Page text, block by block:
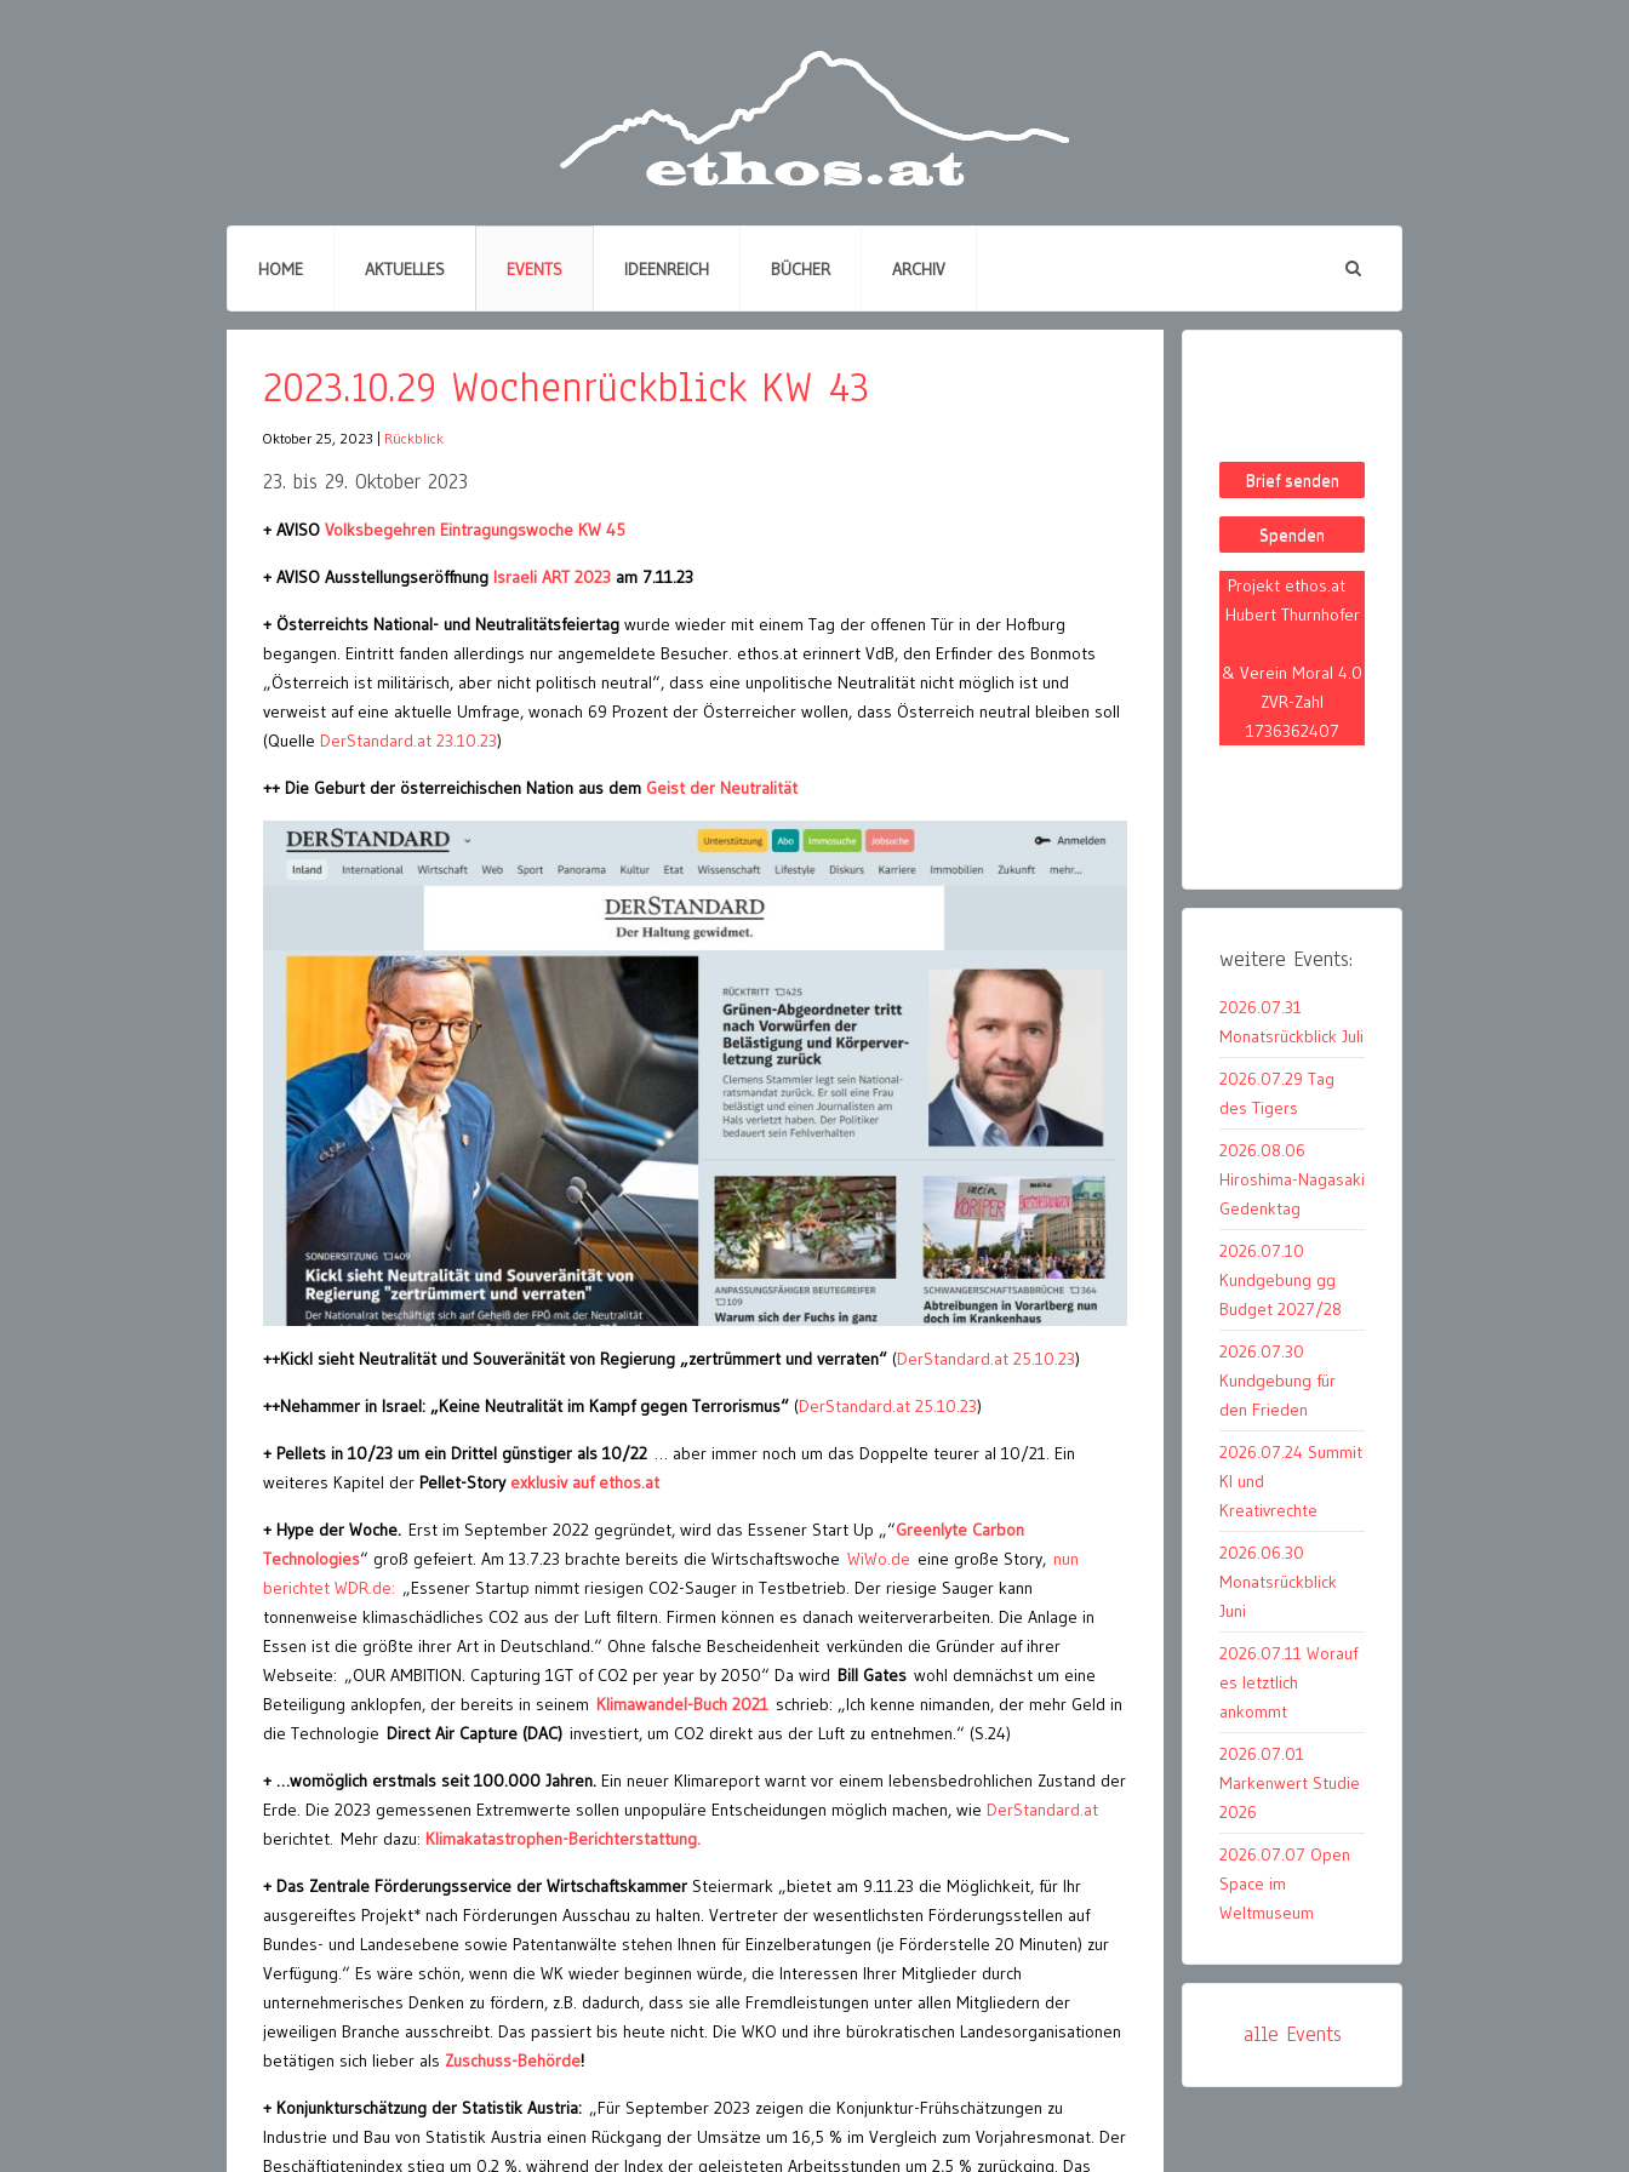
HOME AKTUELLES EVENTS IDEENREICH BÜCHER ARCHIV
2023.10.29 Wochenrückblick KW 43
Oktober 25, 2023 Rückblick
23. bis 29. Oktober 2023
+ AVISO Volksbegehren Eintragungswoche KW 45
+ AVISO Ausstellungseröffnung Israeli ART 2023 am 7.11.23
+ Österreichts National- und Neutralitätsfeiertag wurde wieder mit einem Tag der offenen Tür in der Hofburg
begangen. Eintritt fanden allerdings nur angemeldete Besucher. ethos.at erinnert VdB, den Erfinder des Bonmots
„Österreich ist militärisch, aber nicht politisch neutral“, dass eine unpolitische Neutralität nicht möglich ist und
verweist auf eine aktuelle Umfrage, wonach 69 Prozent der Österreicher wollen, dass Österreich neutral bleiben soll
(Quelle DerStandard.at 23.10.23)
++ Die Geburt der österreichischen Nation aus dem Geist der Neutralität
++Kickl sieht Neutralität und Souveränität von Regierung „zertrümmert und verraten“ (DerStandard.at 25.10.23)
++Nehammer in Israel: „Keine Neutralität im Kampf gegen Terrorismus“ (DerStandard.at 25.10.23)
+ Pellets in 10/23 um ein Drittel günstiger als 10/22 … aber immer noch um das Doppelte teurer al 10/21. Ein
weiteres Kapitel der Pellet-Storyexklusiv auf ethos.at
+ Hype der Woche. Erst im September 2022 gegründet, wird das Essener Start Up „“Greenlyte Carbon
Technologies“ groß gefeiert. Am 13.7.23 brachte bereits die Wirtschaftswoche WiWo.de eine große Story, nun
berichtet WDR.de: „Essener Startup nimmt riesigen CO2-Sauger in Testbetrieb. Der riesige Sauger kann
tonnenweise klimaschädliches CO2 aus der Luft filtern. Firmen können es danach weiterverarbeiten. Die Anlage in
Essen ist die größte ihrer Art in Deutschland.“ Ohne falsche Bescheidenheit verkünden die Gründer auf ihrer
Webseite: „OUR AMBITION. Capturing 1GT of CO2 per year by 2050“ Da wird Bill Gates wohl demnächst um eine
Beteiligung anklopfen, der bereits in seinem Klimawandel-Buch 2021 schrieb: „Ich kenne nimanden, der mehr Geld in
die Technologie Direct Air Capture (DAC) investiert, um CO2 direkt aus der Luft zu entnehmen.“ (S.24)
+ …womöglich erstmals seit 100.000 Jahren. Ein neuer Klimareport warnt vor einem lebensbedrohlichen Zustand der
Erde. Die 2023 gemessenen Extremwerte sollen unpopuläre Entscheidungen möglich machen, wie DerStandard.at
berichtet. Mehr dazu: Klimakatastrophen-Berichterstattung.
+ Das Zentrale Förderungsservice der Wirtschaftskammer Steiermark „bietet am 9.11.23 die Möglichkeit, für Ihr
ausgereiftes Projekt* nach Förderungen Ausschau zu halten. Vertreter der wesentlichsten Förderungsstellen auf
Bundes- und Landesebene sowie Patentanwälte stehen Ihnen für Einzelberatungen (je Förderstelle 20 Minuten) zur
Verfügung.“ Es wäre schön, wenn die WK wieder beginnen würde, die Interessen Ihrer Mitglieder durch
unternehmerisches Denken zu fördern, z.B. dadurch, dass sie alle Fremdleistungen unter allen Mitgliedern der
jeweiligen Branche ausschreibt. Das passiert bis heute nicht. Die WKO und ihre bürokratischen Landesorganisationen
betätigen sich lieber als Zuschuss-Behörde!
+ Konjunkturschätzung der Statistik Austria: „Für September 2023 zeigen die Konjunktur-Frühschätzungen zu
Industrie und Bau von Statistik Austria einen Rückgang der Umsätze um 16,5 % im Vergleich zum Vorjahresmonat. Der
Beschäftigtenindex stieg um 0,2 %, während der Index der geleisteten Arbeitsstunden um 2,5 % zurückging. Das
Brief senden
Spenden
Projekt ethos.at
Hubert Thurnhofer
& Verein Moral 4.0
ZVR-Zahl
1736362407
weitere Events:
2026.07.31
Monatsrückblick Juli
2026.07.29 Tag
des Tigers
2026.08.06
Hiroshima-Nagasaki
Gedenktag
2026.07.10
Kundgebung gg
Budget 2027/28
2026.07.30
Kundgebung für
den Frieden
2026.07.24 Summit
KI und
Kreativrechte
2026.06.30
Monatsrückblick
Juni
2026.07.11 Worauf
es letztlich
ankommt
2026.07.01
Markenwert Studie
2026
2026.07.07 Open
Space im
Weltmuseum
alle Events